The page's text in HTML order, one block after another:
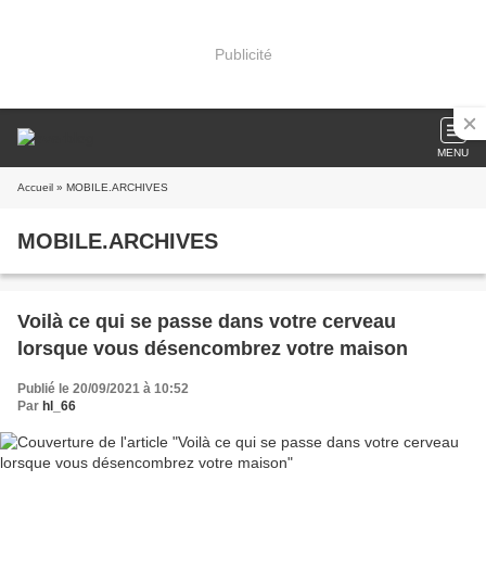
Publicité
MENU
Accueil » MOBILE.ARCHIVES
MOBILE.ARCHIVES
Voilà ce qui se passe dans votre cerveau
lorsque vous désencombrez votre maison
Publié le 20/09/2021 à 10:52
Par hl_66